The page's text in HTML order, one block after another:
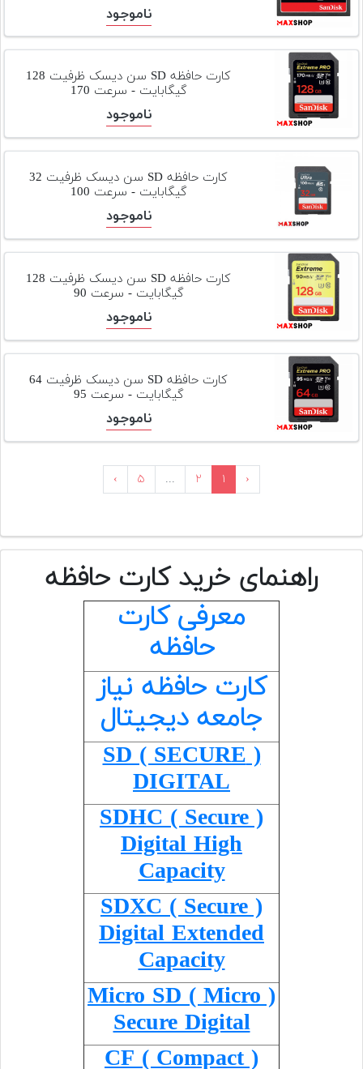
ناموجود
کارت حافظه SD سن دیسک ظرفیت 128
گیگابایت - سرعت 170
ناموجود
کارت حافظه SD سن دیسک ظرفیت 32
گیگابایت - سرعت 100
ناموجود
کارت حافظه SD سن دیسک ظرفیت 128
گیگابایت - سرعت 90
ناموجود
کارت حافظه SD سن دیسک ظرفیت 64
گیگابایت - سرعت 95
ناموجود
‹ ۱ ۲ ... ۵ ›
راهنمای خرید کارت حافظه
معرفی کارت
حافظه
کارت حافظه نیاز
جامعه دیجیتال
( SD ( SECURE
DIGITAL
( SDHC ( Secure
Digital High
Capacity
( SDXC ( Secure
Digital Extended
Capacity
( Micro SD ( Micro
Secure Digital
( CF ( Compact